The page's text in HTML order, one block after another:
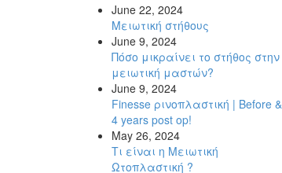
June 22, 2024
Μειωτική στήθους
June 9, 2024
Πόσο μικραίνει το στήθος στην
μειωτική μαστών?
June 9, 2024
Finesse ρινοπλαστική | Before &
4 years post op!
May 26, 2024
Τι είναι η Μειωτική
Ωτοπλαστική ?